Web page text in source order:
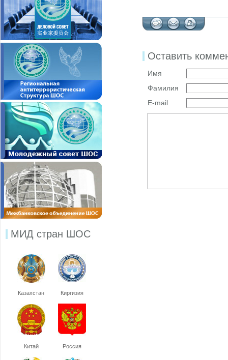
МИД стран ШОС
Казахстан Киргизия
Китай Россия
Оставить
Имя
Фамилия
E-mail